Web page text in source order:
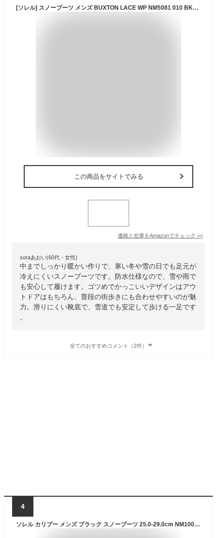
[ソレル] スノーブーツ メンズ BUXTON LACE WP NM5081 010 BKQ/010 27.0 cm
この商品をサイトでみる
価格と在庫をAmazonでチェック >>
soraあおい(60代・女性)
中までしっかり暖かい作りで、寒い冬や雪の日でも足元が
冷えにくいスノーブーツです。防水仕様なので、雪や雨で
も安心して履けます。ゴツめでかっこいいデザインはアウ
トドアはもちろん、普段の街歩きにも合わせやすいのが魅
力。滑りにくい靴底で、雪道でも安定して歩ける一足です
。
全てのおすすめコメント（2件）
4
ソレル カリブー メンズ ブラック スノーブーツ 25.0-29.0cm NM1000-016